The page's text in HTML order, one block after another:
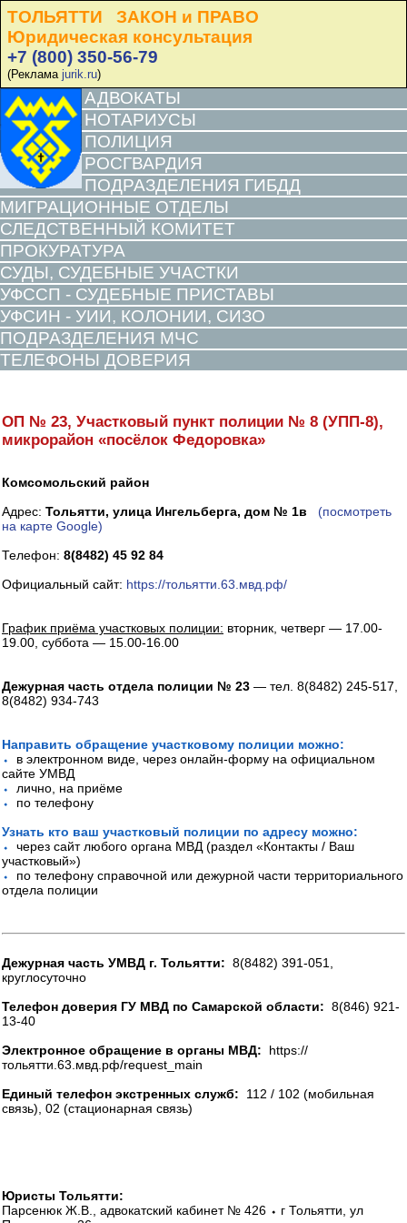
ТОЛЬЯТТИ ЗАКОН и ПРАВО
Юридическая консультация
+7 (800) 350-56-79
(Реклама jurik.ru)
АДВОКАТЫ
НОТАРИУСЫ
ПОЛИЦИЯ
РОСГВАРДИЯ
ПОДРАЗДЕЛЕНИЯ ГИБДД
МИГРАЦИОННЫЕ ОТДЕЛЫ
СЛЕДСТВЕННЫЙ КОМИТЕТ
ПРОКУРАТУРА
СУДЫ, СУДЕБНЫЕ УЧАСТКИ
УФССП - СУДЕБНЫЕ ПРИСТАВЫ
УФСИН - УИИ, КОЛОНИИ, СИЗО
ПОДРАЗДЕЛЕНИЯ МЧС
ТЕЛЕФОНЫ ДОВЕРИЯ
ОП № 23, Участковый пункт полиции № 8 (УПП-8),
микрорайон «посёлок Федоровка»
Комсомольский район
Адрес: Тольятти, улица Ингельберга, дом № 1в
(посмотреть
на карте Google)
Телефон: 8(8482) 45 92 84
Официальный сайт: https://тольятти.63.мвд.рф/
График приёма участковых полиции: вторник, четверг — 17.00-
19.00, суббота — 15.00-16.00
Дежурная часть отдела полиции № 23 — тел. 8(8482) 245-517,
8(8482) 934-743
Направить обращение участковому полиции можно:
⬩
в электронном виде, через онлайн-форму на официальном
сайте УМВД
⬩
лично, на приёме
⬩
по телефону
Узнать кто ваш участковый полиции по адресу можно:
⬩
через сайт любого органа МВД (раздел «Контакты / Ваш
участковый»)
⬩
по телефону справочной или дежурной части территориального
отдела полиции
Дежурная часть УМВД г. Тольятти: 8(8482) 391-051,
круглосуточно
Телефон доверия ГУ МВД по Самарской области: 8(846) 921-
13-40
Электронное обращение в органы МВД: https://
тольятти.63.мвд.рф/request_main
Единый телефон экстренных служб: 112 / 102 (мобильная
связь), 02 (стационарная связь)
Юристы Тольятти:
Парсенюк Ж.В., адвокатский кабинет № 426 ⬩ г Тольятти, ул